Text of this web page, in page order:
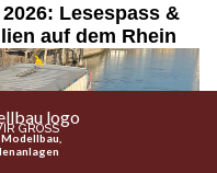
Lesespass &
auf dem Rhein